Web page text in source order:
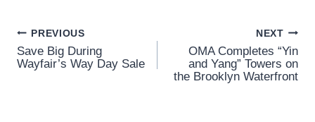
Post
navigation
PREVIOUS
Save Big During
Wayfair’s Way Day Sale
NEXT
OMA Completes “Yin
and Yang” Towers on
the Brooklyn Waterfront